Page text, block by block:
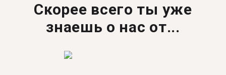
Скорее всего ты уже
знаешь о нас от...